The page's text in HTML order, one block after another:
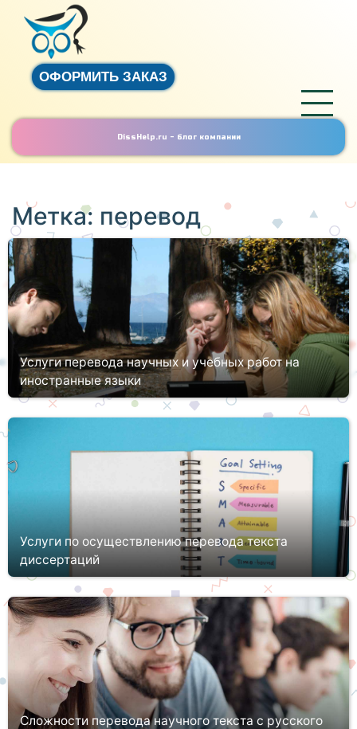
ОФОРМИТЬ ЗАКАЗ
DissHelp.ru - блог компании
Метка: перевод
Услуги перевода научных и учебных работ на
иностранные языки
Сегодня, чтобы опубликовать научные работы в
чтобы научная статья был...
Услуги по осуществлению перевода текста
диссертаций
Перевод диссертаций и научных статей на иностранные языки
– непростой процесс, требующий не только времени, сил,
знаний языка, но и опыта обращения с ним. Найти
качественного и над...
Сложности перевода научного текста с русского